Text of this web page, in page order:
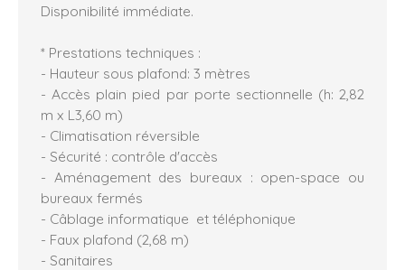
Disponibilité immédiate.
* Prestations techniques :
- Hauteur sous plafond: 3 mètres
- Accès plain pied par porte sectionnelle (h: 2,82
m x L3,60 m)
- Climatisation réversible
- Sécurité : contrôle d'accès
- Aménagement des bureaux : open-space ou
bureaux fermés
- Câblage informatique et téléphonique
- Faux plafond (2,68 m)
- Sanitaires